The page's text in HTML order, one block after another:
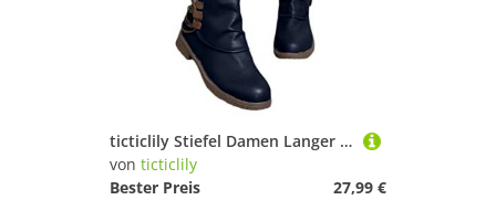
ticticlily Stiefel Damen Langer Schaft Warme Leder Stiefel Flach Vintage Ritter Stiefel Herbst Winter Langschaft Stiefel Winterschuhe B Blau 35 EU
von ticticlily
Bester Preis
27,99 €